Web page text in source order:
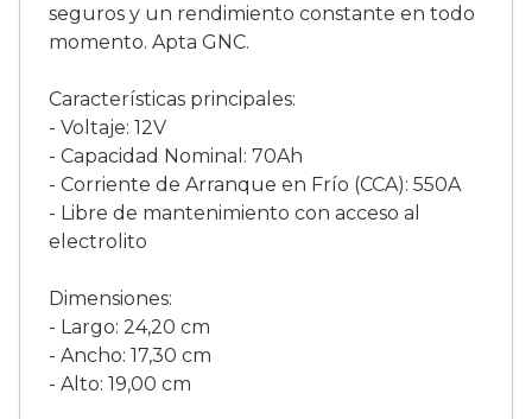
seguros y un rendimiento constante en todo
momento. Apta GNC.
Características principales:
- Voltaje: 12V
- Capacidad Nominal: 70Ah
- Corriente de Arranque en Frío (CCA): 550A
- Libre de mantenimiento con acceso al
electrolito
Dimensiones:
- Largo: 24,20 cm
- Ancho: 17,30 cm
- Alto: 19,00 cm